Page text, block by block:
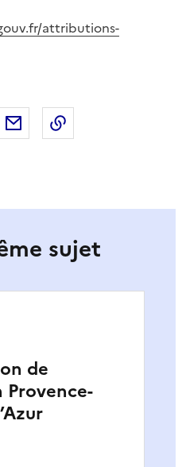
attributions-
X sur LinkedIn
Partager par email
sujet
de
Provence-